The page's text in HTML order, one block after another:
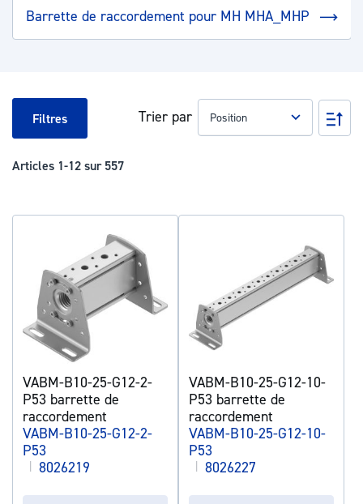
Barrette de raccordement pour MH MHA_MHP
Articles 1-12 sur 557
Trier par
Par
VABM-B10-25-G12-2-
P53 barrette de
raccordement
VABM-B10-25-G12-2-
P53
| 8026219
VABM-B10-25-G12-10-
P53 barrette de
raccordement
VABM-B10-25-G12-10-
P53
| 8026227
Filtres